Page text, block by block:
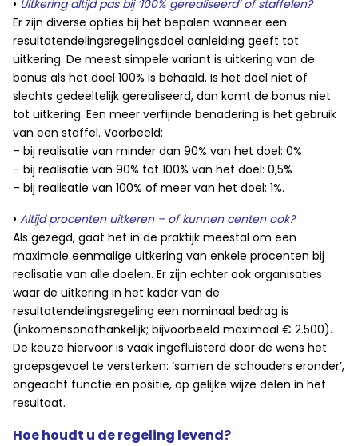
• Uitkering altijd pas bij ‘100% gerealiseerd’ of staffelen?
Er zijn diverse opties bij het bepalen wanneer een
resultatendelingsregelingsdoel aanleiding geeft tot
uitkering. De meest simpele variant is uitkering van de
bonus als het doel 100% is behaald. Is het doel niet of
slechts gedeeltelijk gerealiseerd, dan komt de bonus niet
tot uitkering. Een meer verfijnde benadering is het gebruik
van een staffel. Voorbeeld:
– bij realisatie van minder dan 90% van het doel: 0%
– bij realisatie van 90% tot 100% van het doel: 0,5%
– bij realisatie van 100% of meer van het doel: 1%.
• Altijdprocenten uitkeren – of kunnen centen ook?
Als gezegd, gaat het in de praktijk meestal om een
maximale eenmalige uitkering van enkele procenten bij
realisatie van alle doelen. Er zijn echter ook organisaties
waar de uitkering in het kader van de
resultatendelingsregeling een nominaal bedrag is
(inkomensonafhankelijk; bijvoorbeeld maximaal € 2.500).
De keuze hiervoor is vaak ingefluisterd door de wens het
groepsgevoel te versterken: ‘samen de schouders eronder’,
ongeacht functie en positie, op gelijke wijze delen in het
resultaat.
Hoe houdt u de regeling levend?